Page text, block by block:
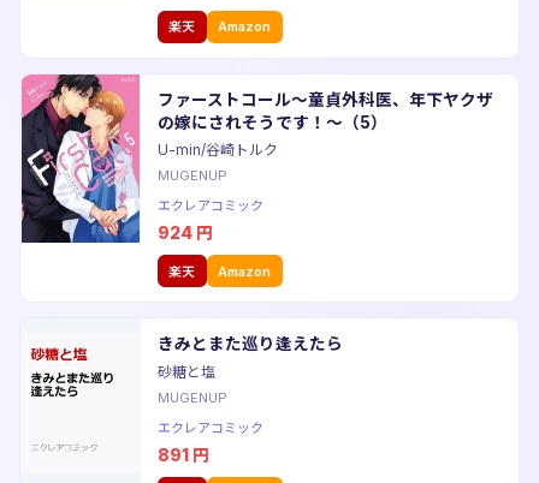
楽天 Amazon
ファーストコール〜童貞外科医、年下ヤクザ
の嫁にされそうです！〜（5）
U-min/谷崎トルク
MUGENUP
エクレアコミック
924 円
楽天 Amazon
きみとまた巡り逢えたら
砂糖と塩
MUGENUP
エクレアコミック
891 円